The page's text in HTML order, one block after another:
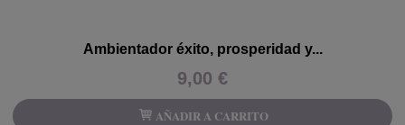
Ambientador éxito, prosperidad y...
9,00 €
AÑADIR A CARRITO